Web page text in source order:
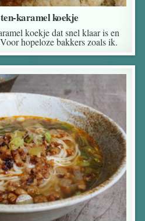
karamel koekje
koekje dat snel klaar is en
hopeloze bakkers zoals ik.